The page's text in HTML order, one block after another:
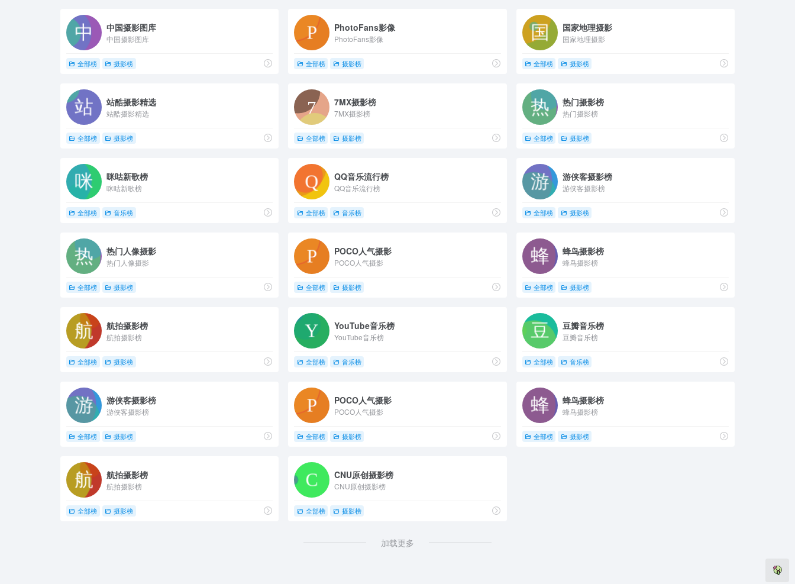
中国摄影图库
中国摄影图库
全部榜 摄影榜
PhotoFans影像
PhotoFans影像
全部榜 摄影榜
国家地理摄影
国家地理摄影
全部榜 摄影榜
站酷摄影精选
站酷摄影精选
全部榜 摄影榜
7MX摄影榜
7MX摄影榜
全部榜 摄影榜
热门摄影榜
热门摄影榜
全部榜 摄影榜
咪咕新歌榜
咪咕新歌榜
全部榜 音乐榜
QQ音乐流行榜
QQ音乐流行榜
全部榜 音乐榜
游侠客摄影榜
游侠客摄影榜
全部榜 摄影榜
热门人像摄影
热门人像摄影
全部榜 摄影榜
POCO人气摄影
POCO人气摄影
全部榜 摄影榜
蜂鸟摄影榜
蜂鸟摄影榜
全部榜 摄影榜
航拍摄影榜
航拍摄影榜
全部榜 摄影榜
YouTube音乐榜
YouTube音乐榜
全部榜 音乐榜
豆瓣音乐榜
豆瓣音乐榜
全部榜 音乐榜
游侠客摄影榜
游侠客摄影榜
全部榜 摄影榜
POCO人气摄影
POCO人气摄影
全部榜 摄影榜
蜂鸟摄影榜
蜂鸟摄影榜
全部榜 摄影榜
航拍摄影榜
航拍摄影榜
全部榜 摄影榜
CNU原创摄影榜
CNU原创摄影榜
全部榜 摄影榜
加载更多